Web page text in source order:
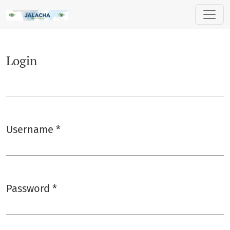
Login
Login
Username *
Password *